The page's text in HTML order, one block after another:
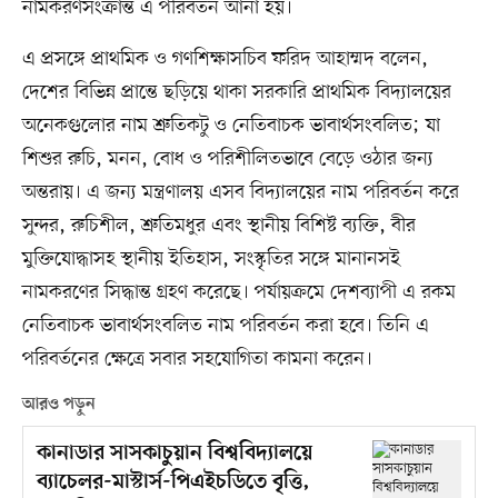
নামকরণসংক্রান্ত এ পরিবর্তন আনা হয়।
এ প্রসঙ্গে প্রাথমিক ও গণশিক্ষাসচিব ফরিদ আহাম্মদ বলেন,
দেশের বিভিন্ন প্রান্তে ছড়িয়ে থাকা সরকারি প্রাথমিক বিদ্যালয়ের
অনেকগুলোর নাম শ্রুতিকটু ও নেতিবাচক ভাবার্থসংবলিত; যা
শিশুর রুচি, মনন, বোধ ও পরিশীলিতভাবে বেড়ে ওঠার জন্য
অন্তরায়। এ জন্য মন্ত্রণালয় এসব বিদ্যালয়ের নাম পরিবর্তন করে
সুন্দর, রুচিশীল, শ্রুতিমধুর এবং স্থানীয় বিশিষ্ট ব্যক্তি, বীর
মুক্তিযোদ্ধাসহ স্থানীয় ইতিহাস, সংস্কৃতির সঙ্গে মানানসই
নামকরণের সিদ্ধান্ত গ্রহণ করেছে। পর্যায়ক্রমে দেশব্যাপী এ রকম
নেতিবাচক ভাবার্থসংবলিত নাম পরিবর্তন করা হবে। তিনি এ
পরিবর্তনের ক্ষেত্রে সবার সহযোগিতা কামনা করেন।
আরও পড়ুন
কানাডার সাসকাচুয়ান বিশ্ববিদ্যালয়ে
ব্যাচেলর-মাস্টার্স-পিএইচডিতে বৃত্তি,